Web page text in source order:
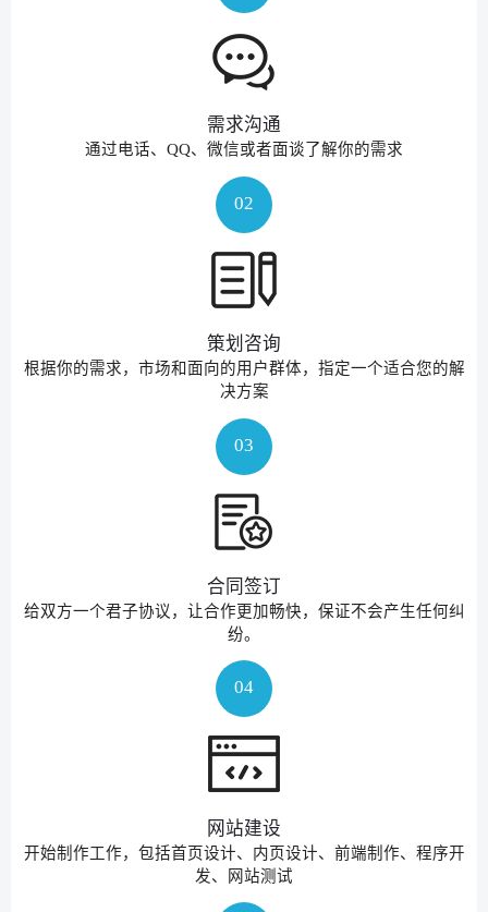
需求沟通
通过电话、QQ、微信或者面谈了解你的需求
02
策划咨询
根据你的需求，市场和面向的用户群体，指定一个适合您的解
决方案
03
合同签订
给双方一个君子协议，让合作更加畅快，保证不会产生任何纠
纷。
04
网站建设
开始制作工作，包括首页设计、内页设计、前端制作、程序开
发、网站测试